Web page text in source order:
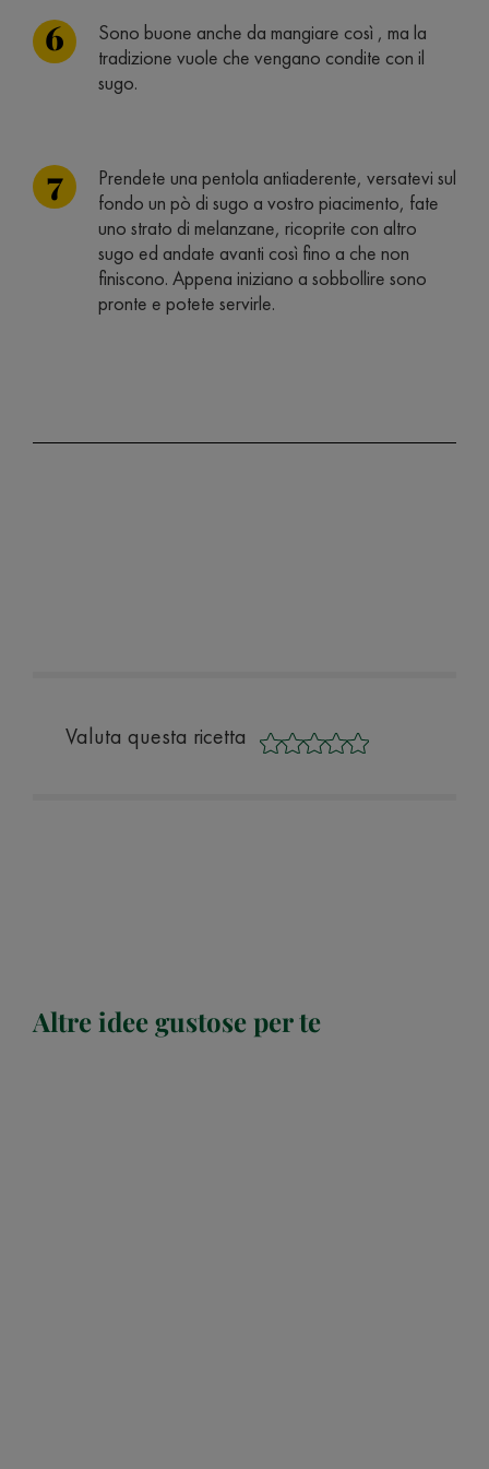
Sono buone anche da mangiare così , ma la
tradizione vuole che vengano condite con il
sugo.
Prendete una pentola antiaderente, versatevi sul
fondo un pò di sugo a vostro piacimento, fate
uno strato di melanzane, ricoprite con altro
sugo ed andate avanti così fino a che non
finiscono. Appena iniziano a sobbollire sono
pronte e potete servirle.
Valuta questa ricetta
Altre idee gustose per te